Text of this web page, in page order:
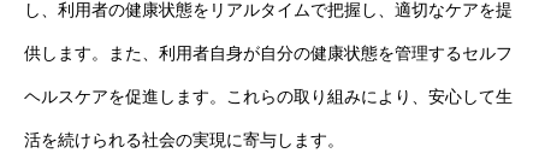
し、利用者の健康状態をリアルタイムで把握し、適切なケアを提
供します。また、利用者自身が自分の健康状態を管理するセルフ
ヘルスケアを促進します。これらの取り組みにより、安心して生
活を続けられる社会の実現に寄与します。